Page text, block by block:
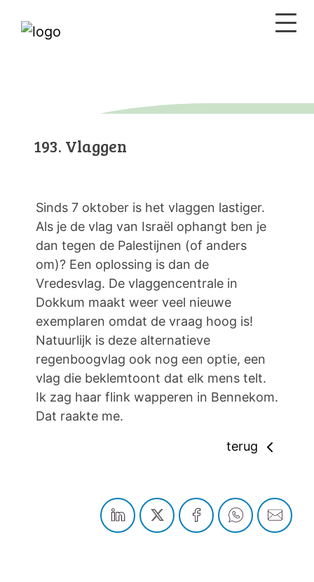
193. Vlaggen
Sinds 7 oktober is het vlaggen lastiger.
Als je de vlag van Israël ophangt ben je
dan tegen de Palestijnen (of anders
om)? Een oplossing is dan de
Vredesvlag. De vlaggencentrale in
Dokkum maakt weer veel nieuwe
exemplaren omdat de vraag hoog is!
Natuurlijk is deze alternatieve
regenboogvlag ook nog een optie, een
vlag die beklemtoont dat elk mens telt.
Ik zag haar flink wapperen in Bennekom.
Dat raakte me.
terug